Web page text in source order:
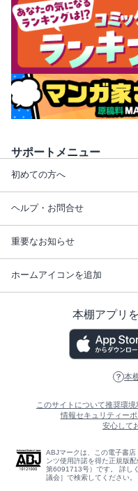
サポートメニュー
初めての方へ
ヘルプ・お問合せ
重要なお知らせ
ホームアイコンを追加
本棚アプリ
本
このサイトについて推奨環境
情報セキュリティー
安心して
ABJマークは、この電子書
ンツ使用許諾を得た正規版
第6091713号）です。 詳し
議会］で検索してください。